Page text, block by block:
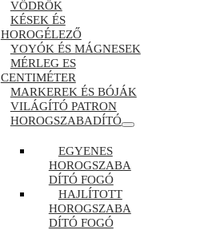
VÖDRÖK
KÉSEK ÉS
HOROGÉLEZŐ
YOYÓK ÉS MÁGNESEK
MÉRLEG ES
CENTIMÉTER
MARKEREK ÉS BÓJÁK
VILÁGÍTÓ PATRON
HOROGSZABADÍTÓ
EGYENES
HOROGSZABA
DÍTÓ FOGÓ
HAJLÍTOTT
HOROGSZABA
DÍTÓ FOGÓ